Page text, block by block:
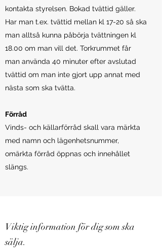
kontakta styrelsen. Bokad tvättid gäller.
Har man t.ex. tvättid mellan kl 17-20 så ska
man alltså kunna påbörja tvättningen kl
18.00 om man vill det. Torkrummet får
man använda 40 minuter efter avslutad
tvättid om man inte gjort upp annat med
nästa som ska tvätta.
Förråd
Vinds- och källarförråd skall vara märkta
med namn och lägenhetsnummer,
omärkta förråd öppnas och innehållet
slängs.
Viktig information för dig som ska
sälja.